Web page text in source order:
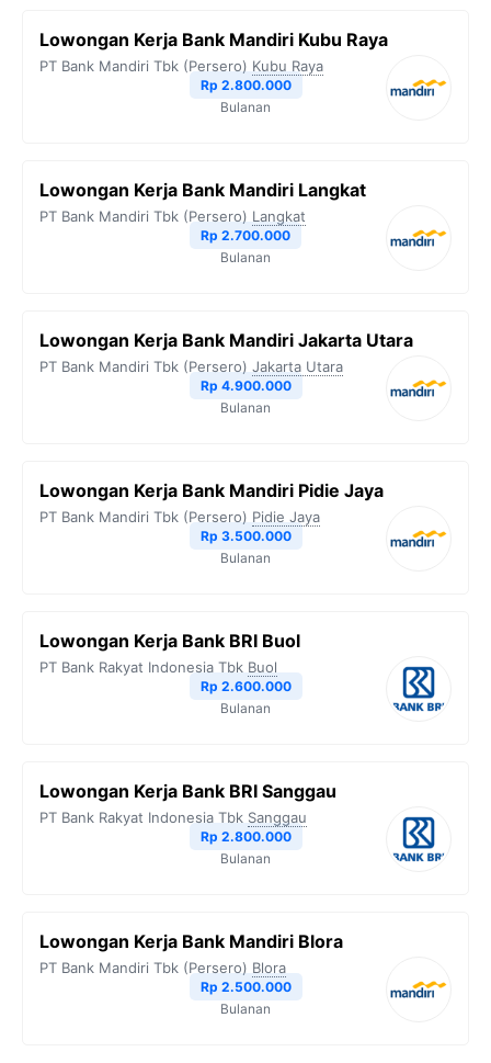
Lowongan Kerja Bank Mandiri Kubu Raya
PT Bank Mandiri Tbk (Persero) Kubu Raya
Rp 2.800.000
Bulanan
Lowongan Kerja Bank Mandiri Langkat
PT Bank Mandiri Tbk (Persero) Langkat
Rp 2.700.000
Bulanan
Lowongan Kerja Bank Mandiri Jakarta Utara
PT Bank Mandiri Tbk (Persero) Jakarta Utara
Rp 4.900.000
Bulanan
Lowongan Kerja Bank Mandiri Pidie Jaya
PT Bank Mandiri Tbk (Persero) Pidie Jaya
Rp 3.500.000
Bulanan
Lowongan Kerja Bank BRI Buol
PT Bank Rakyat Indonesia Tbk Buol
Rp 2.600.000
Bulanan
Lowongan Kerja Bank BRI Sanggau
PT Bank Rakyat Indonesia Tbk Sanggau
Rp 2.800.000
Bulanan
Lowongan Kerja Bank Mandiri Blora
PT Bank Mandiri Tbk (Persero) Blora
Rp 2.500.000
Bulanan